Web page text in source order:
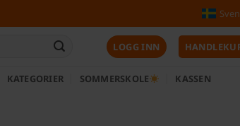
LOGG INN
KATEGORIER SOMMERSKOLE KASSEN